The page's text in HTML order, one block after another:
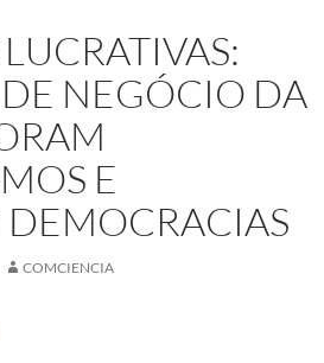
NEGÓCIO DA
E
COMCIENCIA